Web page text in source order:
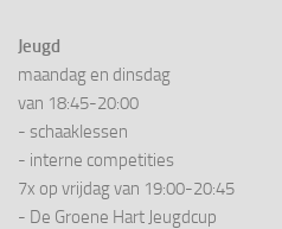
Jeugd
maandag en dinsdag
van 18:45-20:00
- schaaklessen
- interne competities
7x op vrijdag van 19:00-20:45
- De Groene Hart Jeugdcup